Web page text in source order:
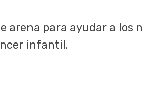
para ayudar a los
infantil.